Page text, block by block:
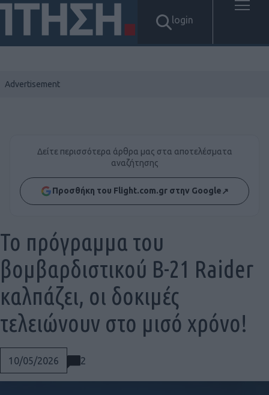
login
Δείτε περισσότερα άρθρα μας στα αποτελέσματα
αναζήτησης
Προσθήκη του Flight.com.gr στην Google↗
10/05/2026 2
Το πρόγραμμα του
βομβαρδιστικού B-21 Raider
καλπάζει, οι δοκιμές
τελειώνουν στο μισό χρόνο!